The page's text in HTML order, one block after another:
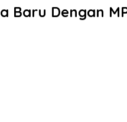
Baru Dengan